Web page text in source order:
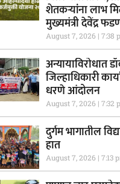
शेतकऱ्यांना लाभ
मुख्यमंत्री देवेंद्र
August 7, 2026 7:38
अन्यायाविरोधात
जिल्हाधिकारी
धरणे आंदोलन
August 7, 2026 7:32
दुर्गम भागातील
हात
August 7, 2026 7:13